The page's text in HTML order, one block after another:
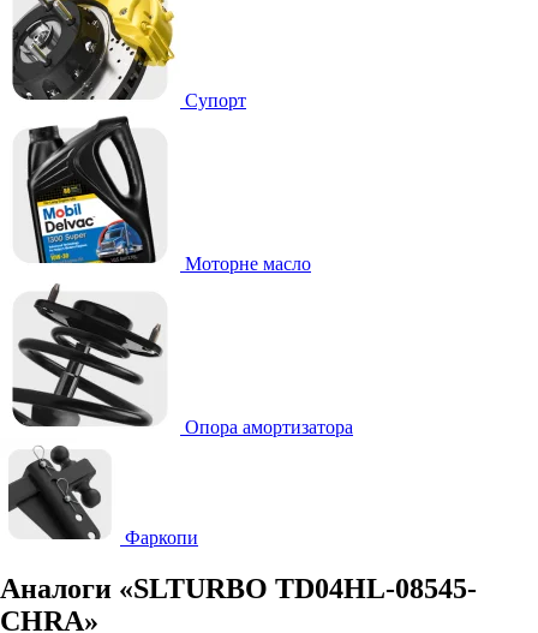
Супорт
Моторне масло
Опора амортизатора
Фаркопи
Аналоги «SLTURBO TD04HL-08545-
CHRA»